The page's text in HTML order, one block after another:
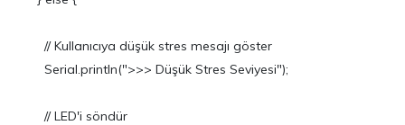
// Kullanıcıya düşük stres mesajı göster
Serial.println(">>> Düşük Stres Seviyesi");
// LED'i söndür